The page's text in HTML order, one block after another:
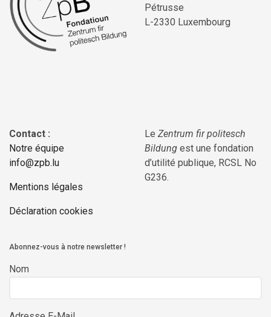
Pétrusse
L-2330 Luxembourg
Contact :
Notre équipe
info@zpb.lu
Mentions légales
Déclaration cookies
Le Zentrum fir politesch
Bildung est une fondation
d’utilité publique, RCSL No
G236.
Abonnez-vous à notre newsletter !
Nom